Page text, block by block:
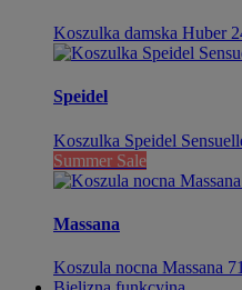
Koszulka damska Huber
Speidel
Koszulka Speidel
Summer Sale
Massana
Koszula nocna Massana